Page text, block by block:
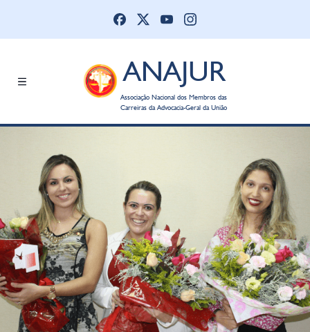
ANAJUR
Associação Nacional dos Membros das
Carreiras da Advocacia-Geral da União